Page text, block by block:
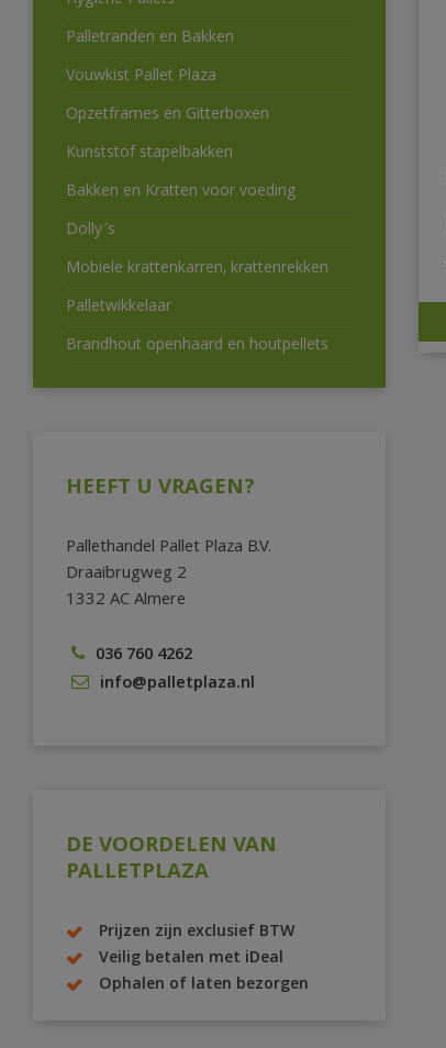
Palletranden en Bakken
Vouwkist Pallet Plaza
Opzetframes en Gitterboxen
Kunststof stapelbakken
Bakken en Kratten voor voeding
Dolly’s
Mobiele krattenkarren, krattenrekken
Palletwikkelaar
Brandhout openhaard en houtpellets
HEEFT U VRAGEN?
Pallethandel Pallet Plaza B.V.
Draaibrugweg 2
1332 AC Almere
036 760 4262
info@palletplaza.nl
DE VOORDELEN VAN
PALLETPLAZA
Prijzen zijn exclusief BTW
Veilig betalen met iDeal
Ophalen of laten bezorgen